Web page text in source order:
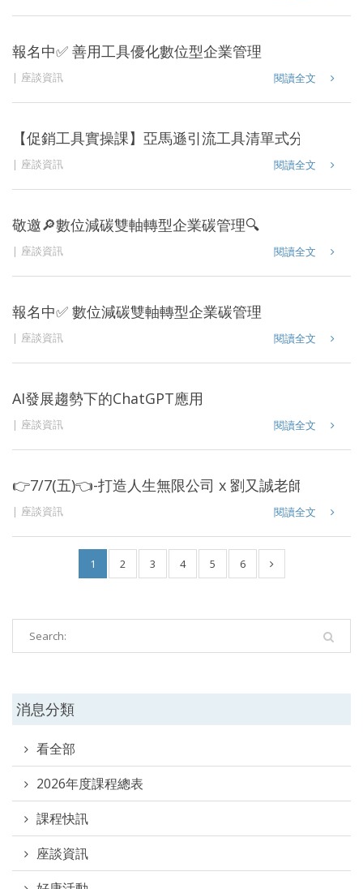
報名中✅ 善用工具優化數位型企業管理
座談資訊 閱讀全文
【促銷工具實操課】亞馬遜引流工具清單式分享暨政
座談資訊 閱讀全文
敬邀🔎數位減碳雙軸轉型企業碳管理🔍
座談資訊 閱讀全文
報名中✅ 數位減碳雙軸轉型企業碳管理
座談資訊 閱讀全文
AI發展趨勢下的ChatGPT應用
座談資訊 閱讀全文
👉7/7(五)👈-打造人生無限公司 x 劉又誠老師
座談資訊 閱讀全文
1 2 3 4 5 6
消息分類
看全部
2026年度課程總表
課程快訊
座談資訊